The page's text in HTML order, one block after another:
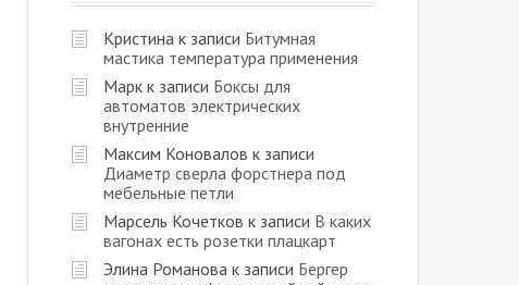
Кристина к записи Битумная
мастика температура применения
Марк к записи Боксы для
автоматов электрических
внутренние
Максим Коновалов к записи
Диаметр сверла форстнера под
мебельные петли
Марсель Кочетков к записи В каких
вагонах есть розетки плацкарт
Элина Романова к записи Бергер